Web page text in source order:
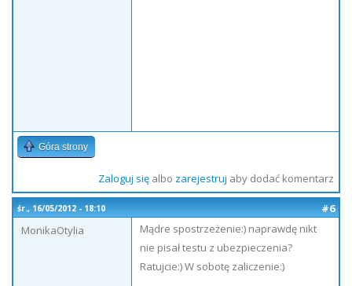
Góra strony
Zaloguj sięalbo zarejestruj aby dodać komentarz
śr., 16/05/2012 - 18:10
#6
MonikaOtylia
Mądre spostrzeżenie:) naprawdę nikt
nie pisał testu z ubezpieczenia?
Ratujcie:) W sobotę zaliczenie:)